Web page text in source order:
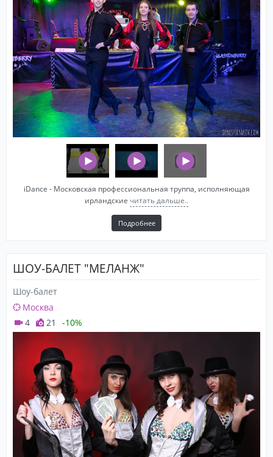
​​iDance - Московская профессиональная труппа, исполняющая
ирландские читать дальше..
Подробнее
ШОУ-БАЛЕТ "МЕЛАНЖ"
Шоу-балет
Москва
4
21 -10%